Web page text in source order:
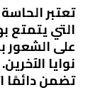
تعتبر
التي يتمتع
على الشعور
نوايا
تضمن دائمًا